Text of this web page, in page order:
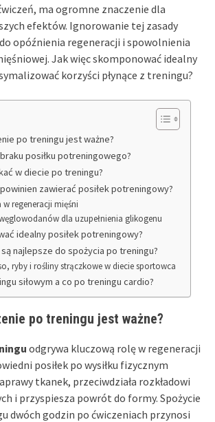
ma ogromne znaczenie dla
efektów. Ignorowanie tej zasady
opóźnienia regeneracji i spowolnienia
Jak więc skomponować idealny
korzyści płynące z treningu?
po treningu jest ważne?
posiłku potreningowego?
w diecie po treningu?
zawierać posiłek potreningowy?
w regeneracji mięśni
dla uzupełnienia glikogenu
idealny posiłek potreningowy?
najlepsze do spożycia po treningu?
ryby i rośliny strączkowe w diecie sportowca
siłowym a co po treningu cardio?
po treningu jest ważne?
odgrywa kluczową rolę w regeneracji
posiłek po wysiłku fizycznym
tkanek, przeciwdziała rozkładowi
i przyspiesza powrót do formy. Spożycie
dwóch godzin po ćwiczeniach przynosi